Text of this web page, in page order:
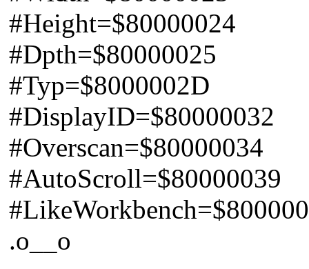
#Height=$80000024
#Dpth=$80000025
#Typ=$8000002D
#DisplayID=$80000032
#Overscan=$80000034
#AutoScroll=$80000039
.o__o